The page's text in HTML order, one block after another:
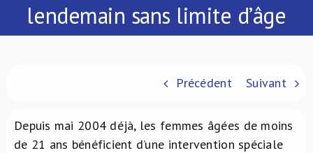
Contact
lendemain sans limite d’âge
Précédent Suivant
Depuis mai 2004 déjà, les femmes âgées de moins
de 21 ans bénéficient d’une intervention spéciale